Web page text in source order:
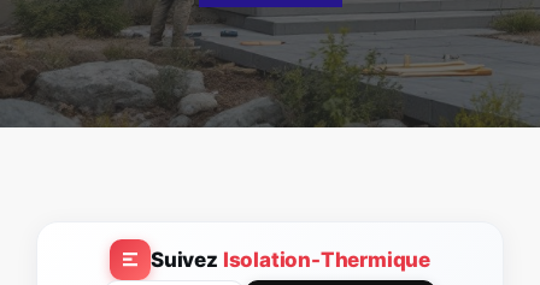
Suivez Isolation-Thermique